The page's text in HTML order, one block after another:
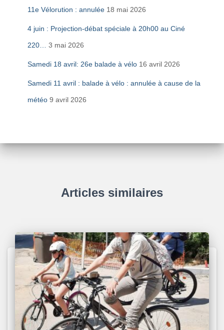
11e Vélorution : annulée 18 mai 2026
4 juin : Projection-débat spéciale à 20h00 au Ciné
220… 3 mai 2026
Samedi 18 avril: 26e balade à vélo 16 avril 2026
Samedi 11 avril : balade à vélo : annulée à cause de la
météo 9 avril 2026
Articles similaires